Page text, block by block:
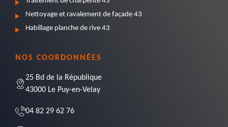
Nettoyage et ravalement de façade 43
Habillage planche de rive 43
NOS COORDONNÉES
25 Bd de la République
43000 Le Puy-en-Velay
04 82 29 62 76